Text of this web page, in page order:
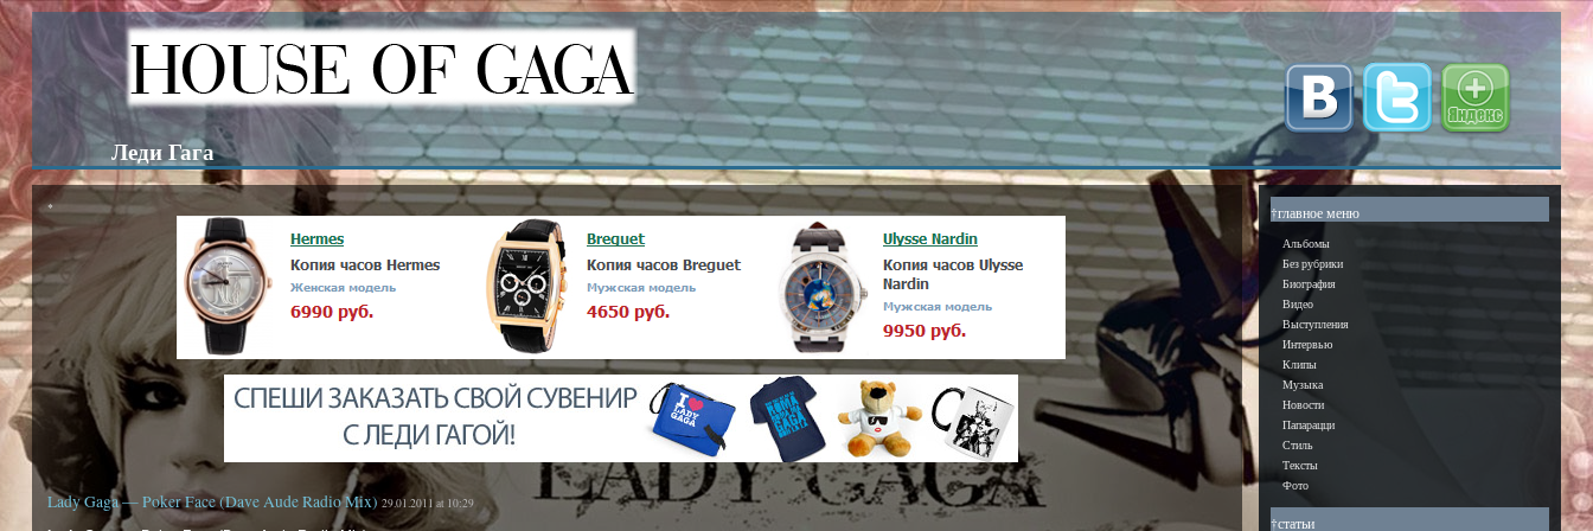
Леди Гага
*
Lady Gaga — Poker Face (Dave Aude Radio Mix) 29.01.2011 at 10:29
†главное меню
Альбомы
Без рубрики
Биография
Видео
Выступления
Интервью
Клипы
Музыка
Новости
Папарацци
Стиль
Тексты
Фото
†статьи